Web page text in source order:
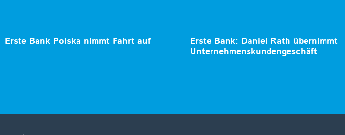
Erste Bank Polska nimmt Fahrt auf
Erste Bank: Daniel Rath übernimmt
Unternehmenskundengeschäft